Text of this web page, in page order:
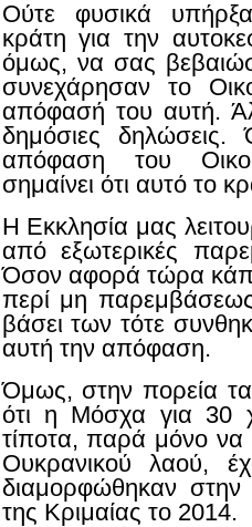
Ούτε φυσικά
κράτη για την
όμως, να σας
συνεχάρησαν το
απόφασή του αυτή.
δημόσιες δηλώσεις.
απόφαση του
σημαίνει ότι αυτό το
Η Εκκλησία μας
από εξωτερικές
Όσον αφορά τώρα
περί μη
βάσει των τότε
αυτή την απόφαση.
Όμως, στην πορεία
ότι η Μόσχα για 30
τίποτα, παρά μόνο να
Ουκρανικού λαού,
διαμορφώθηκαν
της Κριμαίας το 2014.